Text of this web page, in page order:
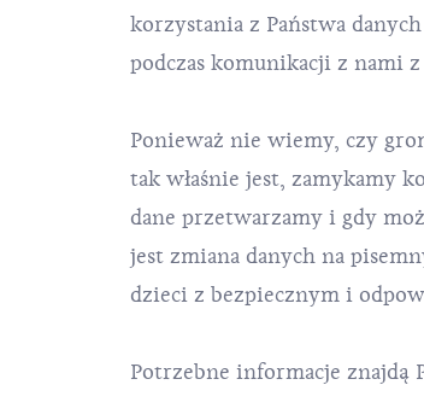
korzystania z Państwa
podczas komunikacji z nami
Ponieważ nie wiemy, czy
tak właśnie jest, zamykamy
dane przetwarzamy i gdy
jest zmiana danych na
dzieci z bezpiecznym i
Potrzebne informacje znajdą